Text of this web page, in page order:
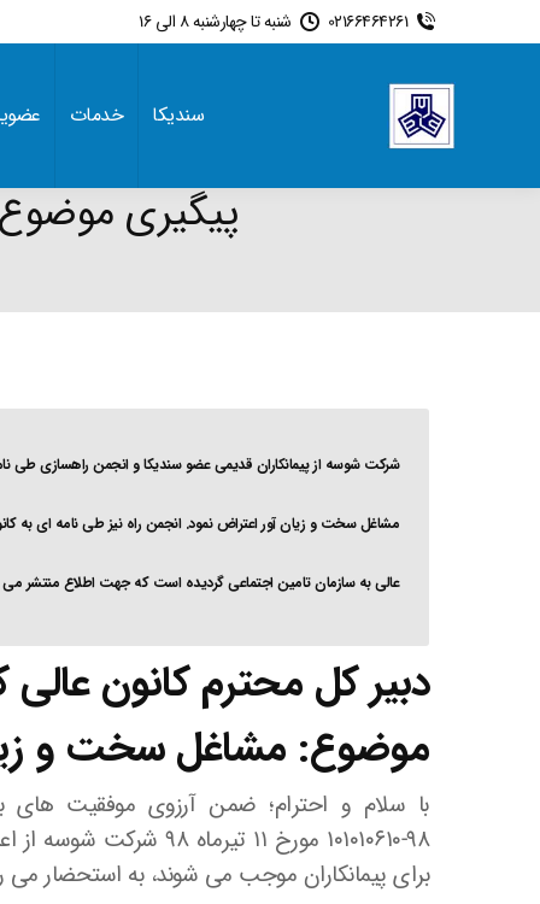
02166464261 شنبه تا چهارشنبه 8 الی 16
سندیکا خدمات
پیگیری
شرکت شوسه از پیمانکاران قدیمی عضو سندیکا و انجمن راهسازی طی
مشاغل سخت و زیان آور اعتراض نمود. انجمن راه نیز طی نامه ای به
عالی به سازمان تامین اجتماعی گردیده است که جهت اطلاع منتشر می
دبیر کل محترم کانون عالی
موضوع: مشاغل سخت و
با سلام و احترام؛ ضمن آرزوی موفقیت های
۹۸-۱۰۱۰۱۰۶۱۰ مورخ ۱۱
برای پیمانکاران موجب می شوند، به استحضار می